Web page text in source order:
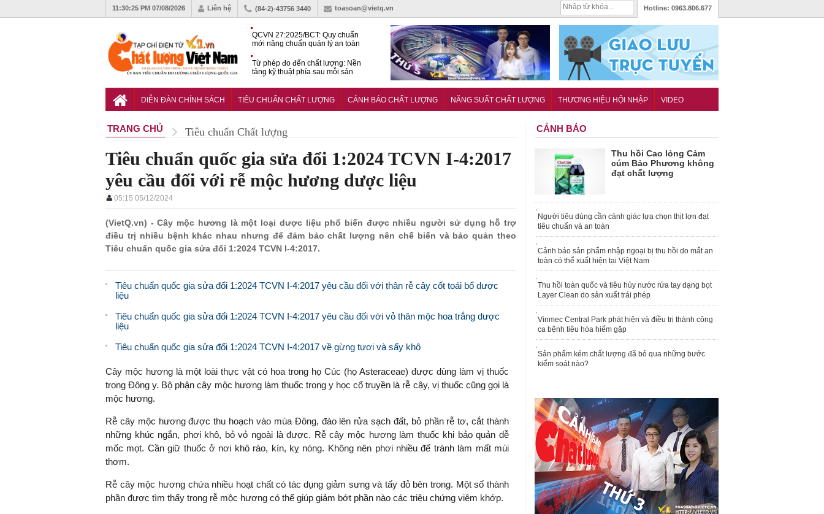
11:30:26 PM 07/08/2026 Liên hệ (84-2)-43756 3440 toasoan@vietq.vn Hotline: 0963.806.677
QCVN 27:2025/BCT: Quy chuẩn
mới nâng chuẩn quản lý an toàn
Từ phép đo đến chất lượng: Nền
tảng kỹ thuật phía sau mỗi sản
của quy hoạch đô thị tri thức tại
DIỄN ĐÀN CHÍNH SÁCH TIÊU CHUẨN CHẤT LƯỢNG CẢNH BÁO CHẤT LƯỢNG NĂNG SUẤT CHẤT LƯỢNG THƯƠNG HIỆU HỘI NHẬP VIDEO
TRANG CHỦ Tiêu chuẩn Chất lượng
Tiêu chuẩn quốc gia sửa đổi 1:2024 TCVN I-4:2017
yêu cầu đối với rễ mộc hương dược liệu
05:15 05/12/2024
(VietQ.vn) - Cây mộc hương là một loại dược liệu phổ biến được nhiều người sử dụng hỗ trợ
điều trị nhiều bệnh khác nhau nhưng để đảm bảo chất lượng nên chế biến và bảo quản theo
Tiêu chuẩn quốc gia sửa đổi 1:2024 TCVN I-4:2017.
Tiêu chuẩn quốc gia sửa đổi 1:2024 TCVN I-4:2017 yêu cầu đối với thân rễ cây cốt toái bổ dược
liệu
Tiêu chuẩn quốc gia sửa đổi 1:2024 TCVN I-4:2017 yêu cầu đối với vỏ thân mộc hoa trắng dược
liệu
Tiêu chuẩn quốc gia sửa đổi 1:2024 TCVN I-4:2017 về gừng tươi và sấy khô
Cây mộc hương là một loài thực vật có hoa trong họ Cúc (họ Asteraceae) được dùng làm vị thuốc
trong Đông y. Bộ phận cây mộc hương làm thuốc trong y học cổ truyền là rễ cây, vị thuốc cũng gọi là
mộc hương.
Rễ cây mộc hương được thu hoạch vào mùa Đông, đào lên rửa sạch đất, bỏ phần rễ tơ, cắt thành
những khúc ngắn, phơi khô, bỏ vỏ ngoài là được. Rễ cây mộc hương làm thuốc khi bảo quản dễ
mốc mọt. Cần giữ thuốc ở nơi khô ráo, kín, kỵ nóng. Không nên phơi nhiều để tránh làm mất mùi
thơm.
Rễ cây mộc hương chứa nhiều hoạt chất có tác dụng giảm sưng và tấy đỏ bên trong. Một số thành
phần được tìm thấy trong rễ mộc hương có thể giúp giảm bớt phần nào các triệu chứng viêm khớp.
CẢNH BÁO
Thu hồi Cao lỏng Cảm
cúm Bảo Phương không
đạt chất lượng
Người tiêu dùng cần cảnh giác lựa chọn thịt lợn đạt
tiêu chuẩn và an toàn
Cảnh báo sản phẩm nhập ngoại bị thu hồi do mất an
toàn có thể xuất hiện tại Việt Nam
Thu hồi toàn quốc và tiêu hủy nước rửa tay dạng bọt
Layer Clean do sản xuất trái phép
Vinmec Central Park phát hiện và điều trị thành công
ca bệnh tiêu hóa hiếm gặp
Sản phẩm kém chất lượng đã bỏ qua những bước
kiểm soát nào?